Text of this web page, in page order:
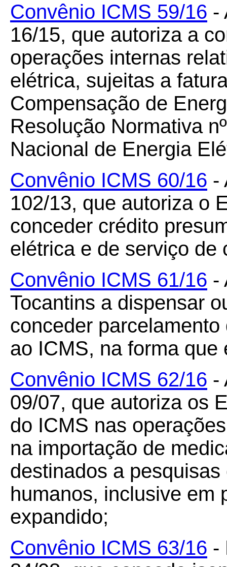
Convênio ICMS 59/16 -
16/15, que autoriza a
operações internas
elétrica, sujeitas a
Compensação de
Resolução Normativa
Nacional de Energia
Convênio ICMS 60/16 -
102/13, que autoriza o
conceder crédito
elétrica e de serviço de
Convênio ICMS 61/16 -
Tocantins a dispensar
conceder
ao ICMS, na forma que
Convênio ICMS 62/16 -
09/07, que autoriza os
do ICMS nas
na importação de
destinados a
humanos, inclusive em
expandido;
Convênio ICMS 63/16 -